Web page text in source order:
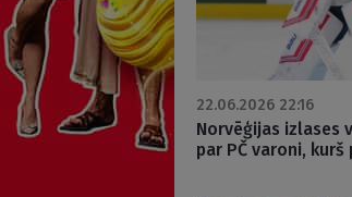
22.06.2026 22:16
Norvēģijas izlases
par PČ varoni,